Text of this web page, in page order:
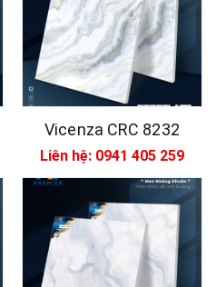
Vicenza CRC 8232
Liên hệ: 0941 405 259